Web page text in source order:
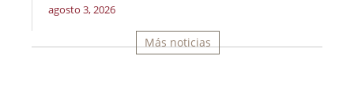
agosto 3, 2026
Más noticias